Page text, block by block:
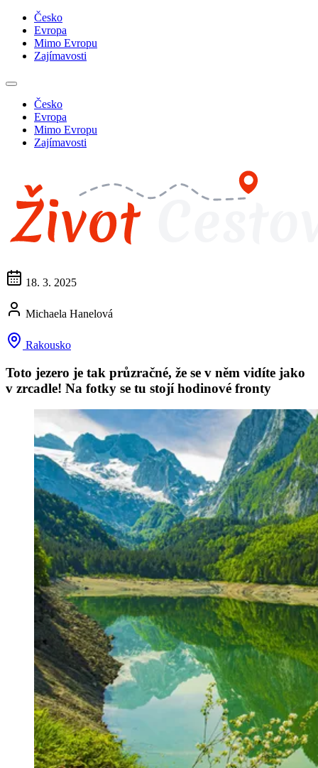
Česko
Evropa
Mimo Evropu
Zajímavosti
Česko
Evropa
Mimo Evropu
Zajímavosti
18. 3. 2025
Michaela Hanelová
Rakousko
Toto jezero je tak průzračné, že se v něm vidíte jako
v zrcadle! Na fotky se tu stojí hodinové fronty